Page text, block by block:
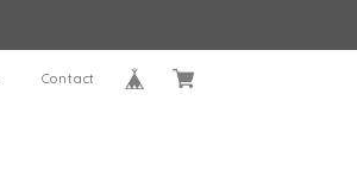
Contact